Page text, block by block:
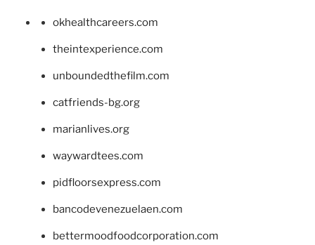
okhealthcareers.com
theintexperience.com
unboundedthefilm.com
catfriends-bg.org
marianlives.org
waywardtees.com
pidfloorsexpress.com
bancodevenezuelaen.com
bettermoodfoodcorporation.com